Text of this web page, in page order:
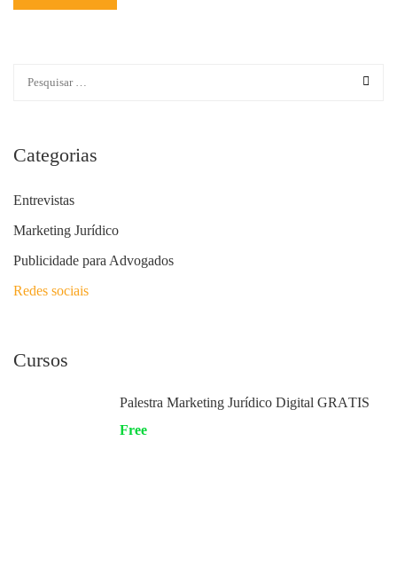
Categorias
Entrevistas
Marketing Jurídico
Publicidade para Advogados
Redes sociais
Cursos
Palestra Marketing Jurídico Digital GRÁTIS
Free